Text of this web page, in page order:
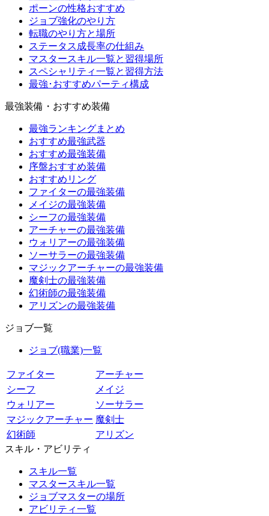
ポーンの性格おすすめ
ジョブ強化のやり方
転職のやり方と場所
ステータス成長率の仕組み
マスタースキル一覧と習得場所
スペシャリティ一覧と習得方法
最強･おすすめパーティ構成
最強装備・おすすめ装備
最強ランキングまとめ
おすすめ最強武器
おすすめ最強装備
序盤おすすめ装備
おすすめリング
ファイターの最強装備
メイジの最強装備
シーフの最強装備
アーチャーの最強装備
ウォリアーの最強装備
ソーサラーの最強装備
マジックアーチャーの最強装備
魔剣士の最強装備
幻術師の最強装備
アリズンの最強装備
ジョブ一覧
ジョブ(職業)一覧
ファイター
アーチャー
シーフ
メイジ
ウォリアー
ソーサラー
マジックアーチャー 魔剣士
幻術師
アリズン
スキル・アビリティ
スキル一覧
マスタースキル一覧
ジョブマスターの場所
アビリティ一覧